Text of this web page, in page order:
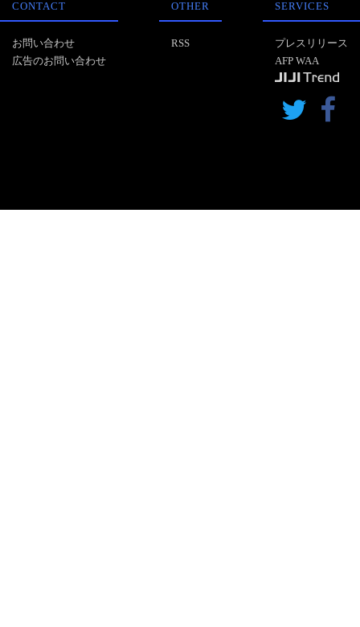
CONTACT
お問い合わせ
広告のお問い合わせ
OTHER
RSS
SERVICES
プレスリリース
AFP WAA